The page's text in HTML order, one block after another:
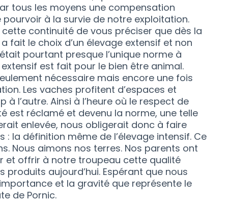
tous les moyens une compensation
à la survie de notre exploitation.
continuité de vous préciser que dès la
fait le choix d’un élevage extensif et non
pourtant presque l’unique norme à
extensif est fait pour le bien être animal.
nécessaire mais encore une fois
Les vaches profitent d’espaces et
à l’autre. Ainsi à l’heure où le respect de
est réclamé et devenu la norme, une telle
enlevée, nous obligerait donc à faire
la définition même de l’élevage intensif. Ce
Nous aimons nos terres. Nos parents ont
et offrir à notre troupeau cette qualité
produits aujourd’hui. Espérant que nous
et la gravité que représente le
de Pornic.